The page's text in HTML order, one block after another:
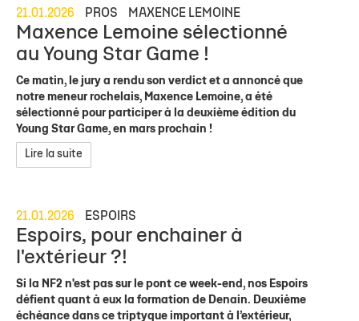
21.01.2026 PROS MAXENCE LEMOINE
Maxence Lemoine sélectionné
au Young Star Game !
Ce matin, le jury a rendu son verdict et a annoncé que
notre meneur rochelais, Maxence Lemoine, a été
sélectionné pour participer à la deuxième édition du
Young Star Game, en mars prochain !
Lire la suite
21.01.2026 ESPOIRS
Espoirs, pour enchainer à
l'extérieur ?!
Si la NF2 n'est pas sur le pont ce week-end, nos Espoirs
défient quant à eux la formation de Denain. Deuxième
échéance dans ce triptyque important à l’extérieur,